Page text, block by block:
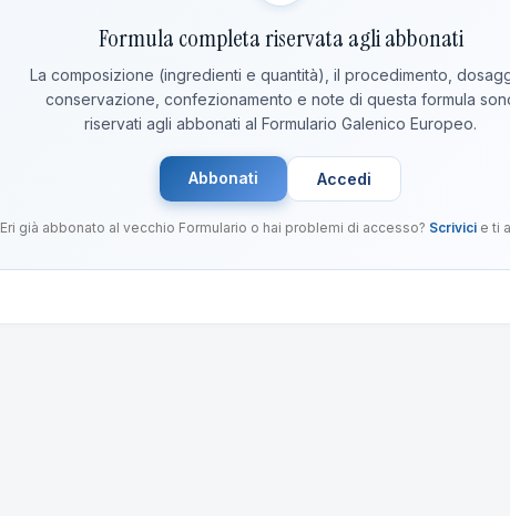
Formula completa riservata agli abbonati
La composizione (ingredienti e quantità), il procedimento,
conservazione, confezionamento e note di questa formula
riservati agli abbonati al Formulario Galenico Europeo.
Abbonati Accedi
Eri già abbonato al vecchio Formulario o hai problemi di accesso? Scrivicie ti